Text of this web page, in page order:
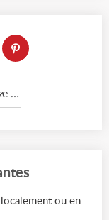
Marquer cette annonce comme...
ou en